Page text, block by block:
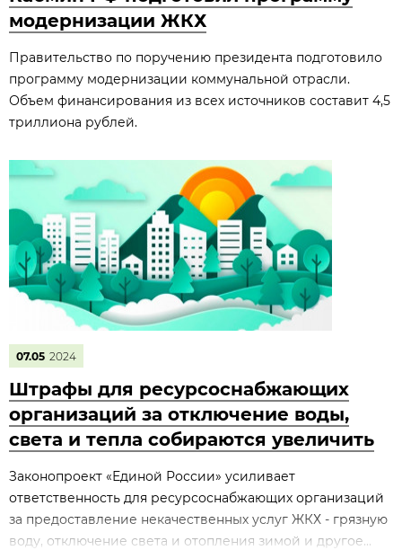
модернизации ЖКХ
Правительство по поручению президента подготовило
программу модернизации коммунальной отрасли.
Объем финансирования из всех источников составит 4,5
триллиона рублей.
07.05 2024
Штрафы для ресурсоснабжающих
организаций за отключение воды,
света и тепла собираются увеличить
Законопроект «Единой России» усиливает
ответственность для ресурсоснабжающих организаций
за предоставление некачественных услуг ЖКХ - грязную
воду, отключение света и отопления зимой и другое...